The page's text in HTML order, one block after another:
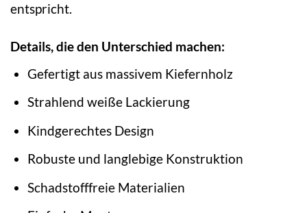
entspricht.
Details, die den Unterschied machen:
Gefertigt aus massivem Kiefernholz
Strahlend weiße Lackierung
Kindgerechtes Design
Robuste und langlebige Konstruktion
Schadstofffreie Materialien